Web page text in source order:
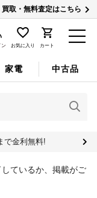
買取・無料査定はこちら
ン お気に入り カート
家電 中古品
で金利無料!
ているか、掲載がご